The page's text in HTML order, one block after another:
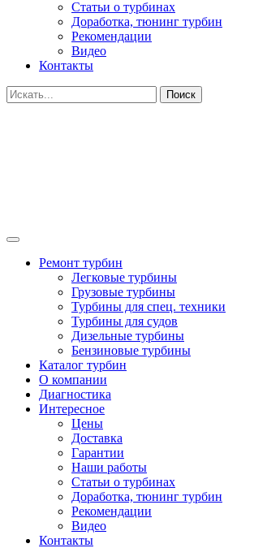
Статьи о турбинах
Доработка, тюнинг турбин
Рекомендации
Видео
Контакты
Поиск
Ремонт турбин
Легковые турбины
Грузовые турбины
Турбины для спец. техники
Турбины для судов
Дизельные турбины
Бензиновые турбины
Каталог турбин
О компании
Диагностика
Интересное
Цены
Доставка
Гарантии
Наши работы
Статьи о турбинах
Доработка, тюнинг турбин
Рекомендации
Видео
Контакты